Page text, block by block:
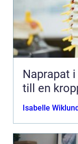
Naprapat i köping
till en
Isabelle